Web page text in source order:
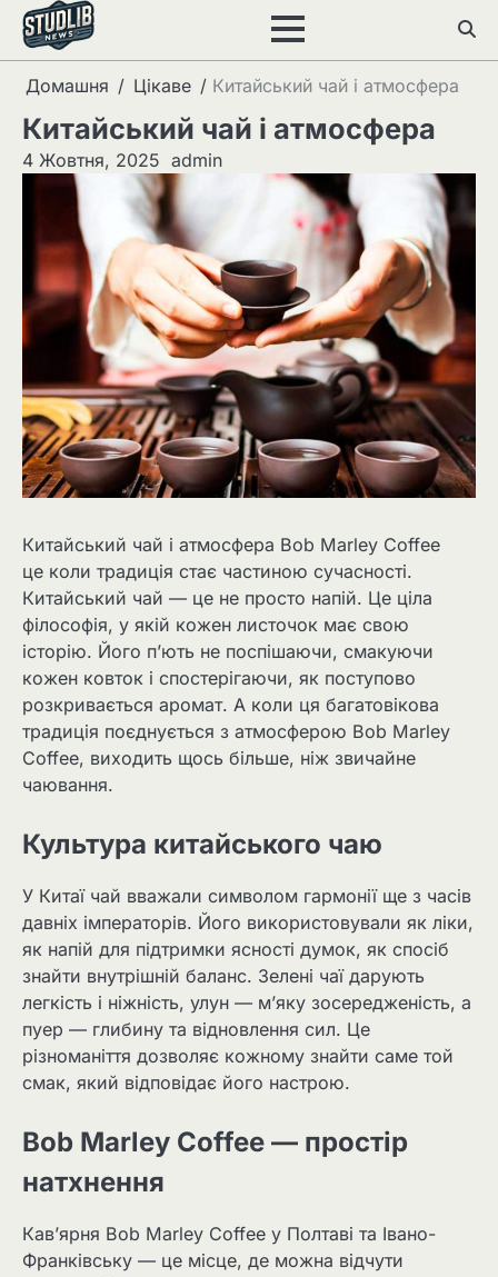
Перейти
вмісту
Домашня
Цікаве Китайський чай і атмосфера
Китайський чай і атмосфера
4 Жовтня, 2025 admin
Китайський чай і атмосфера Bob Marley Coffee
це коли традиція стає частиною сучасності.
Китайський чай — це не просто напій. Це ціла
філософія, у якій кожен листочок має свою
історію. Його п’ють не поспішаючи, смакуючи
кожен ковток і спостерігаючи, як поступово
розкривається аромат. А коли ця багатовікова
традиція поєднується з атмосферою Bob Marley
Coffee, виходить щось більше, ніж звичайне
чаювання.
Культура китайського чаю
У Китаї чай вважали символом гармонії ще з часів
давніх імператорів. Його використовували як ліки,
як напій для підтримки ясності думок, як спосіб
знайти внутрішній баланс. Зелені чаї дарують
легкість і ніжність, улун — м’яку зосередженість, а
пуер — глибину та відновлення сил. Це
різноманіття дозволяє кожному знайти саме той
смак, який відповідає його настрою.
Bob Marley Coffee — простір
натхнення
Кав’ярня Bob Marley Coffee у Полтаві та Івано-
Франківську — це місце, де можна відчути